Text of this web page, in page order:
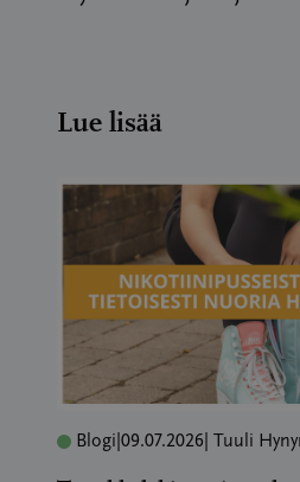
Lue lisää
Blogi 09.07.2026 | Tuuli